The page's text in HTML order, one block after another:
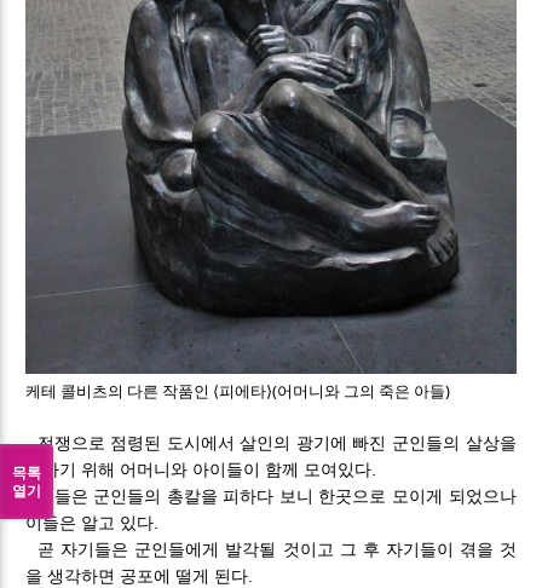
케테 콜비츠의 다른 작품인 ⟨피에타⟩(어머니와 그의 죽은 아들)
전쟁으로 점령된 도시에서 살인의 광기에 빠진 군인들의 살상을
피하기 위해 어머니와 아이들이 함께 모여있다.
그들은 군인들의 총칼을 피하다 보니 한곳으로 모이게 되었으나
이들은 알고 있다.
곧 자기들은 군인들에게 발각될 것이고 그 후 자기들이 겪을 것
을 생각하면 공포에 떨게 된다.
목록
열기